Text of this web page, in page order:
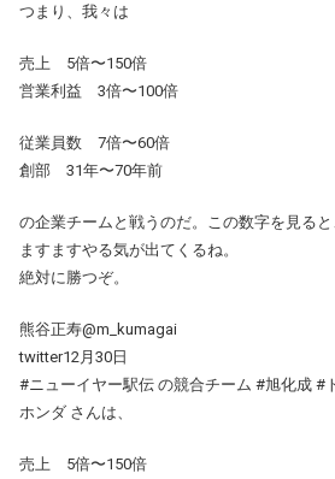
つまり、我々は
売上 5倍〜150倍
営業利益 3倍〜100倍
従業員数 7倍〜60倍
創部 31年〜70年前
の企業チームと戦うのだ。この数字を見る
ますますやる気が出てくるね。
絶対に勝つぞ。
熊谷正寿@m_kumagai
twitter12月30日
#ニューイヤー駅伝 の競合チーム #旭化成 #
ホンダ さんは、
売上 5倍〜150倍